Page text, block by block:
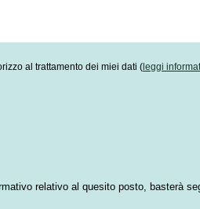
al trattamento dei miei dati ( leggi
relativo al quesito posto, basterà